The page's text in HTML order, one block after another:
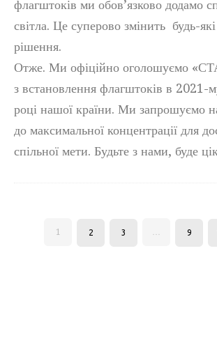
флагштоків ми обов’язково додамо
світла. Це суперово змінить будь-які
рішення.
Отже. Ми офіційно оголошуємо
з встановлення флагштоків в 2021-
році нашої країни. Ми запрошуємо
до максимальної концентрації для
спільної мети. Будьте з нами, буде
1 2 3 … 9